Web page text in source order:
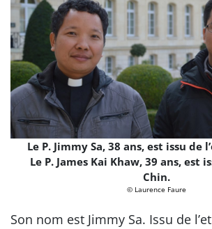
Le P. Jimmy Sa, 38 ans, est issu de
Le P. James Kai Khaw, 39 ans, est
Chin.
© Laurence Faure
Son nom est Jimmy Sa. Issu de